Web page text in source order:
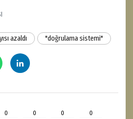
azaldı "doğrulama sistemi"
0 0 0 0